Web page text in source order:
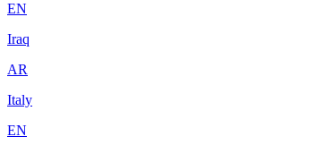
EN
Iraq
AR
Italy
EN